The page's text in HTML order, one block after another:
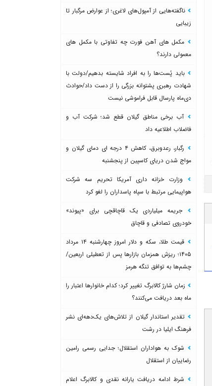
ناگفته‌هایی از آمپول‌های لاغری؛ از عوارض مرگبار تا
زیبایی
مکمل های آهن فورت چه تفاوتی با مکمل های
معمولی دارند؟
باید پُست‌ها را به افراد شایسته بدهیم/دولت با
شهادت رهبری پشتوانه بزرگی را از دست داد/حوادث
دی‌ماه پارسال قابل فراموشی نیست
آب برخی مناطق گیلان قطع شد؛ شرکت آب و
فاضلاب اطلاعیه داد
رگبار، رعدوبرق، کاهش ۴ درجه ای دمای گیلان و
مواج شدن دریای کاسپین از پنجشنبه
وزارت خزانه داری آمریکا تحریم سه شرکت
هواپیمایی مرتبط با سپاه پاسداران را لغو کرد
جریمه میلیاردی یک قاچاقچی برای «پیوند»
خودروی تصادفی و قاچاق
قیمت طلا، سکه و دلار امروز چهارشنبه ۱۴ مرداد
۱۴۰۵؛ ریزش همزمان بازارها پس از تعطیلی اربعین/
چشم‌ها به توافق تنگه هرمز
زمان شارژ کالابرگ تغییر کرد؛ کدام خانوارها اعتبار را
ماه بعد دریافت می‌کنند؟
تقدیر استاندار گیلان از تلاش‌های یک‌دهه‌ای نشر
فرهنگ ایلیا در رشت
شوک به هواداران استقلال؛ جدایی رسمی رامین
رضاییان از استقلال
شرط ادامه دریافت یارانه نقدی و کالابرگ اعلام